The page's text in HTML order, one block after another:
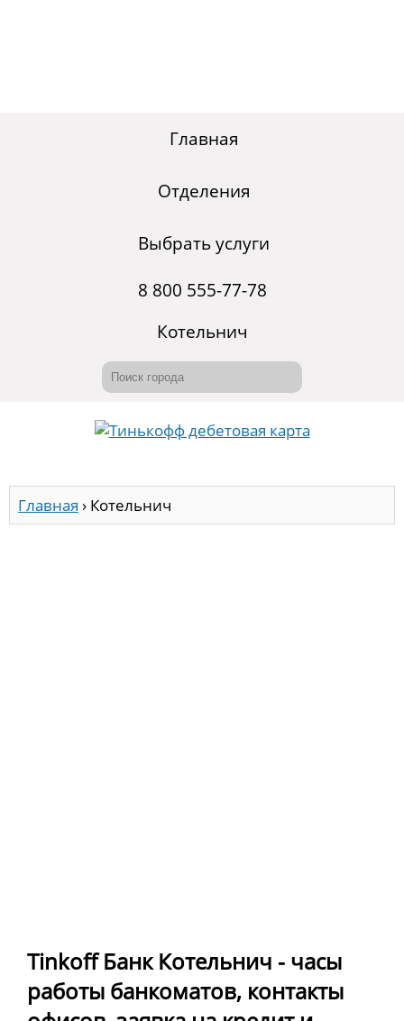
Главная
Отделения
Выбрать услуги
8 800 555-77-78
Котельнич
Главная › Котельнич
Tinkoff Банк Котельнич - часы
работы банкоматов, контакты